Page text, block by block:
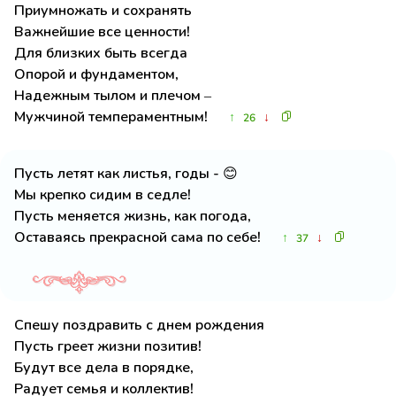
Приумножать и сохранять
Важнейшие все ценности!
Для близких быть всегда
Опорой и фундаментом,
Надежным тылом и плечом –
Мужчиной темпераментным!
↑ 26 ↓
Пусть летят как листья, годы - 😊
Мы крепко сидим в седле!
Пусть меняется жизнь, как погода,
Оставаясь прекрасной сама по себе!
↑ 37 ↓
Спешу поздравить с днем рождения
Пусть греет жизни позитив!
Будут все дела в порядке,
Радует семья и коллектив!